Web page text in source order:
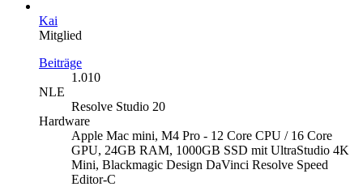
Kai
Mitglied
Beiträge
1.010
NLE
Resolve Studio 20
Hardware
Apple Mac mini, M4 Pro - 12 Core CPU / 16 Core
GPU, 24GB RAM, 1000GB SSD mit UltraStudio 4K
Mini, Blackmagic Design DaVinci Resolve Speed
Editor-C